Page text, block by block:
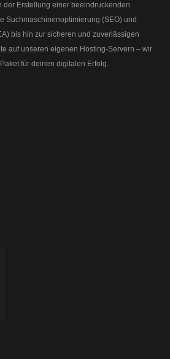
der Erstellung einer beeindruckenden
Suchmaschinenoptimierung (SEO) und
bis hin zur sicheren und zuverlässigen
auf unseren eigenen Hosting-Servern – wir
für deinen digitalen Erfolg.